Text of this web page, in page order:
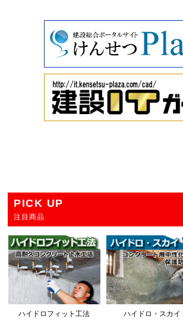
PICK UP
注目商品
ハイドロフィット工法 ハイドロ・スカイ